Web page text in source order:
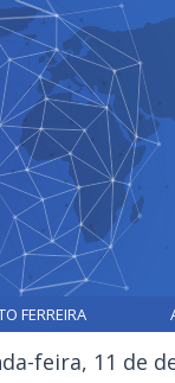
FERREIRA
feira, 11 de